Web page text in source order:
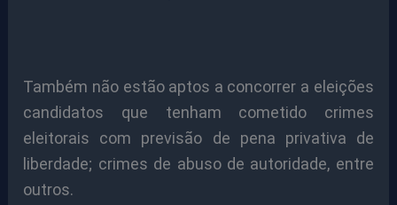
Também não estão aptos a concorrer a eleições
candidatos que tenham cometido crimes
eleitorais com previsão de pena privativa de
liberdade; crimes de abuso de autoridade, entre
outros.